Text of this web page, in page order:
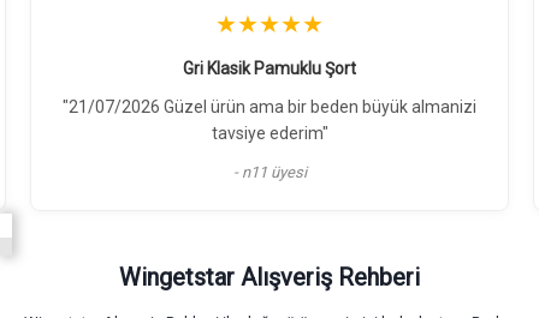
★★★★★
Gri Klasik Pamuklu Şort
"21/07/2026 Güzel ürün ama bir beden büyük almanizi
tavsiye ederim"
- n11 üyesi
Wingetstar Alışveriş Rehberi